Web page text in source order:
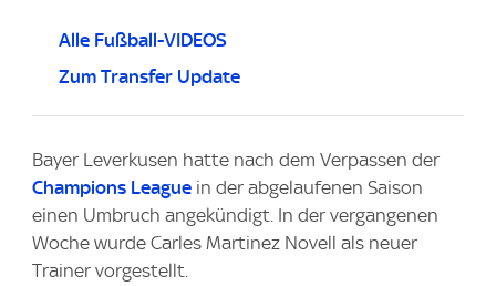
Alle Fußball-VIDEOS
Zum Transfer Update
Bayer Leverkusen hatte nach dem Verpassen der
Champions League in der abgelaufenen Saison
einen Umbruch angekündigt. In der vergangenen
Woche wurde Carles Martinez Novell als neuer
Trainer vorgestellt.